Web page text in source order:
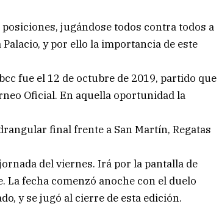
jugándose todos contra todos a
y por ello la importancia de este
fue el 12 de octubre de 2019, partido que
Oficial. En aquella oportunidad la
final frente a San Martín, Regatas
del viernes. Irá por la pantalla de
La fecha comenzó anoche con el duelo
y se jugó al cierre de esta edición.